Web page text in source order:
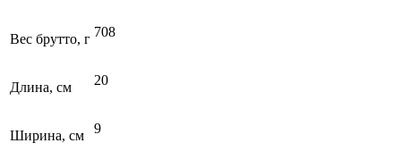
Вес брутто, г 708
Длина, см 20
Ширина, см 9